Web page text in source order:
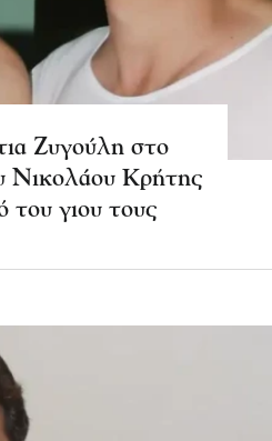
Ζυγούλη στο
Νικολάου Κρήτης
του γιου τους